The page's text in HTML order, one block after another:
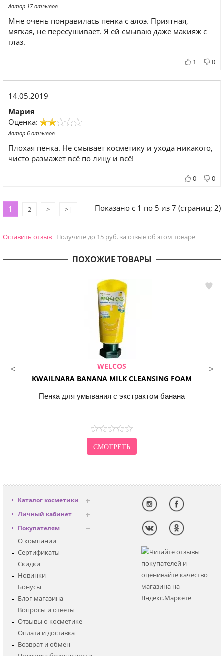
Автор 17 отзывов
Мне очень понравилась пенка с алоэ. Приятная,
мягкая, не пересушивает. Я ей смываю даже макияж с
глаз.
1 0
14.05.2019
Мария
Оценка:
Автор 6 отзывов
Плохая пенка. Не смывает косметику и ухода никакого,
чисто размажет всё по лицу и всё!
0 0
1 2 > >| Показано с 1 по 5 из 7 (страниц: 2)
Оставить отзыв Получите до 15 руб. за отзыв об этом товаре
ПОХОЖИЕ ТОВАРЫ
WELCOS
KWAILNARA BANANA MILK CLEANSING FOAM
Пенка для умывания с экстрактом банана
СМОТРЕТЬ
Каталог косметики
Антивозрастная
Декоративная
Для глаз
Для тела
Наборы
Детская
Личный кабинет
Вход
Регистрация
Покупателям
О компании
Сертификаты
Скидки
Новинки
Бонусы
Блог магазина
Вопросы и ответы
Отзывы о косметике
Оплата и доставка
Возврат и обмен